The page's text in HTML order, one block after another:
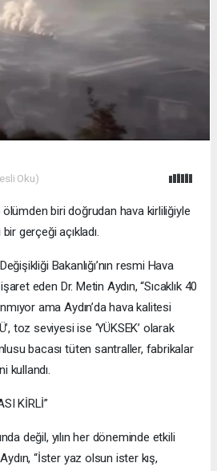
Oku)
5 ölümden biri doğrudan hava kirliliğiyle
bir gerçeği açıkladı.
Bakanlığı’nın resmi Hava
eden Dr. Metin Aydın, “Sıcaklık 40
ama Aydın’da hava kalitesi
toz seviyesi ise ‘YÜKSEK’ olarak
bacası tüten santraller, fabrikalar
kullandı.
KİRLİ”
değil, yılın her döneminde etkili
“İster yaz olsun ister kış,